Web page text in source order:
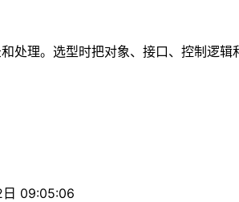
理。选型时把对象、接口、控制逻
09:05:06